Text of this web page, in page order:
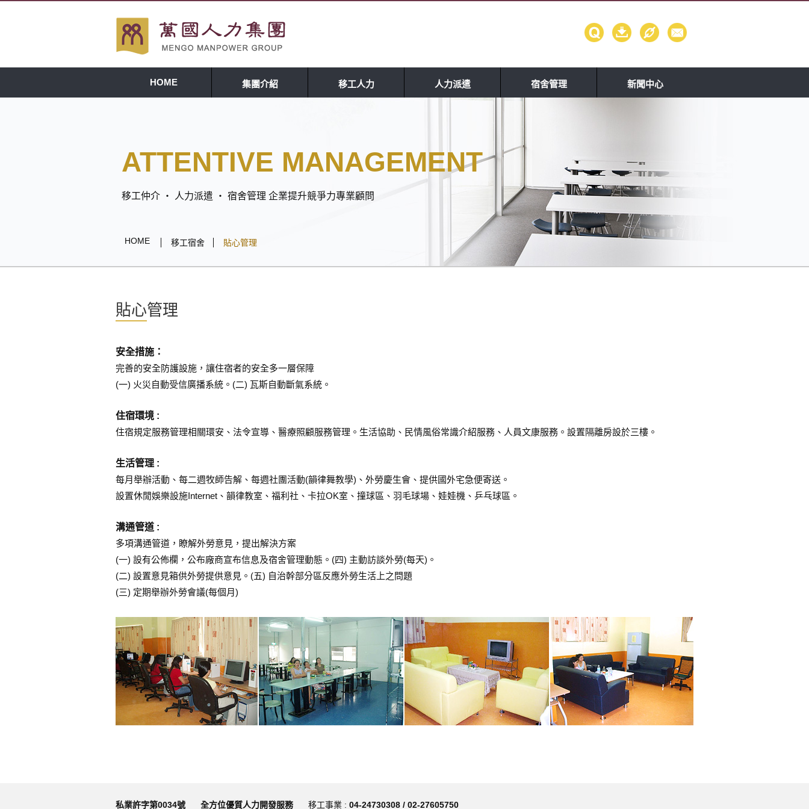
HOME 集團介紹 移工人力 人力派遣 宿舍管理 新聞中心
ATTENTIVE MANAGEMENT
移工仲介 ‧ 人力派遣 ‧ 宿舍管理 企業提升競爭力專業顧問
HOME 移工宿舍 貼心管理
貼心管理
安全措施：
完善的安全防護設施，讓住宿者的安全多一層保障
(一) 火災自動受信廣播系統。(二) 瓦斯自動斷氣系統。
住宿環境 :
住宿規定服務管理相關環安、法令宣導、醫療照顧服務管理。生活協助、民情風俗常識介紹服務、人員文康服務。設置隔離房設於三樓。
生活管理 :
每月舉辦活動、每二週牧師告解、每週社團活動(韻律舞教學)、外勞慶生會、提供國外宅急便寄送。
設置休閒娛樂設施Internet、韻律教室、福利社、卡拉OK室、撞球區、羽毛球場、娃娃機、乒乓球區。
溝通管道 :
多項溝通管道，瞭解外勞意見，提出解決方案
(一) 設有公佈欄，公布廠商宣布信息及宿舍管理動態。(四) 主動訪談外勞(每天)。
(二) 設置意見箱供外勞提供意見。(五) 自治幹部分區反應外勞生活上之問題
(三) 定期舉辦外勞會議(每個月)
私業許字第0034號 全方位優質人力開發服務 移工事業 : 04-24730308 / 02-27605750